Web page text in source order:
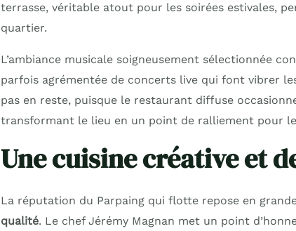
terrasse, véritable atout pour les soirées estivales,
quartier.
L’ambiance musicale soigneusement sélectionnée
parfois agrémentée de concerts live qui font vibrer
pas en reste, puisque le restaurant diffuse
transformant le lieu en un point de ralliement pour
Une cuisine créative et
La réputation du Parpaing qui flotte repose en
qualité. Le chef Jérémy Magnan met un point